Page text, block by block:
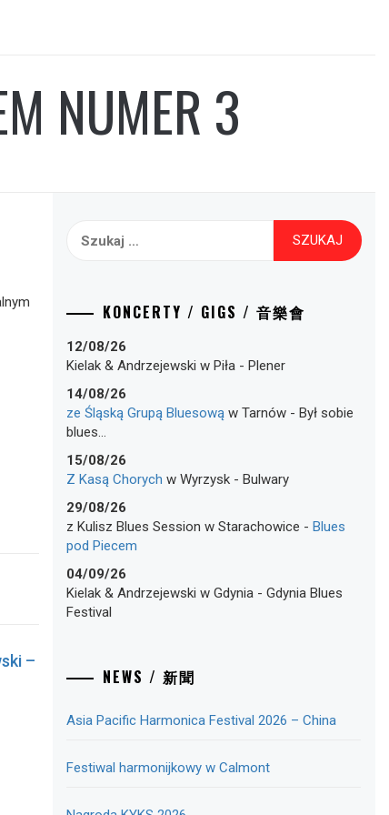
NUMER 3
–
KONCERTY / GIGS / 音樂會
12/08/26
Kielak & Andrzejewski w Piła - Plener
14/08/26
ze Śląską Grupą Bluesową w Tarnów - Był sobie
blues…
15/08/26
Z Kasą Chorych w Wyrzysk - Bulwary
29/08/26
z Kulisz Blues Session w Starachowice - Blues
pod Piecem
04/09/26
Kielak & Andrzejewski w Gdynia - Gdynia Blues
Festival
NEWS / 新聞
Asia Pacific Harmonica Festival 2026 – China
Festiwal harmonijkowy w Calmont